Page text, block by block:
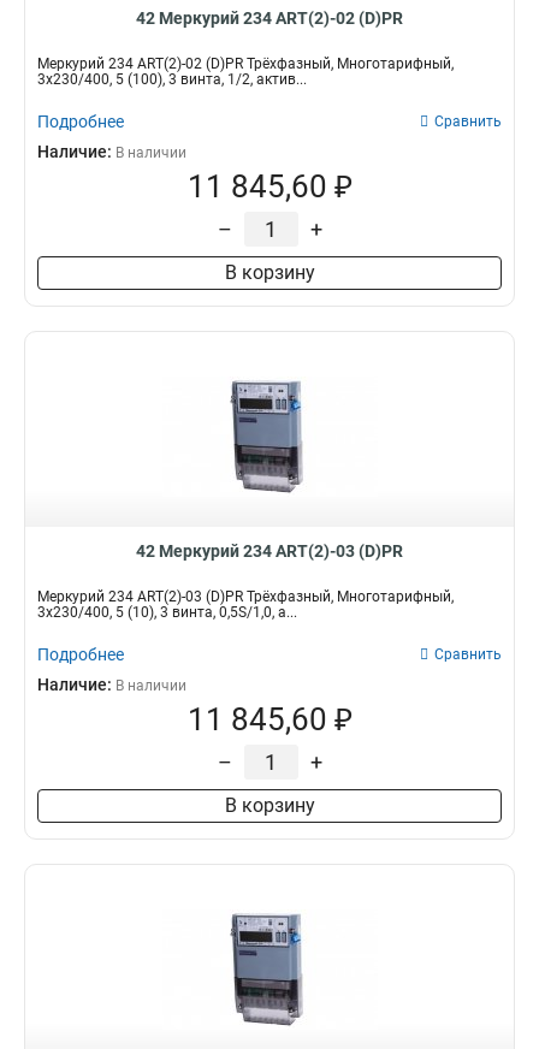
42 Меркурий 234 ART(2)-02 (D)PR
Меркурий 234 ART(2)-02 (D)PR Трёхфазный, Многотарифный,
3x230/400, 5 (100), 3 винта, 1/2, актив...
Подробнее Сравнить
Наличие: В наличии
11 845,60 ₽
– +
В корзину
42 Меркурий 234 ART(2)-03 (D)PR
Меркурий 234 ART(2)-03 (D)PR Трёхфазный, Многотарифный,
3x230/400, 5 (10), 3 винта, 0,5S/1,0, а...
Подробнее Сравнить
Наличие: В наличии
11 845,60 ₽
– +
В корзину